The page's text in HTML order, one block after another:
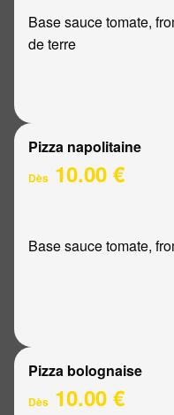
Base sauce tomate,
de terre
Pizza napolitaine
Dès 10.00 €
Base sauce tomate,
Pizza bolognaise
Dès 10.00 €